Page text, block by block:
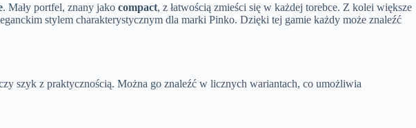
. Mały portfel, znany jako compact, z łatwością zmieści się w każdej torebce. Z kolei większe
stylem charakterystycznym dla marki Pinko. Dzięki tej gamie każdy może znaleźć
szyk z praktycznością. Można go znaleźć w licznych wariantach, co umożliwia